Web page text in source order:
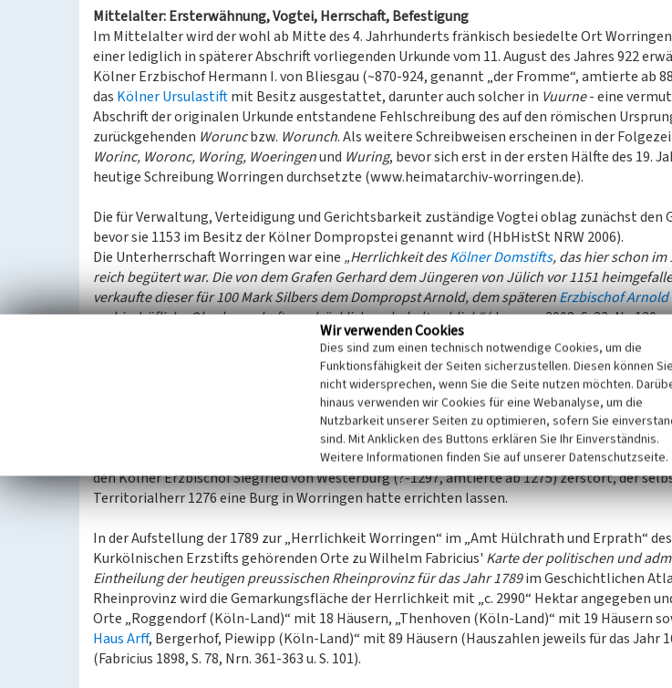
Mittelalter: Ersterwähnung, Vogtei, Herrschaft, Befestigung
Im Mittelalter wird der wohl ab Mitte des 4. Jahrhunderts fränkisch besiedelte Ort
einer lediglich in späterer Abschrift vorliegenden Urkunde vom 11. August des Jahres 922
Kölner Erzbischof Hermann I. von Bliesgau (~870-924, genannt „der Fromme“, amtierte ab
das Kölner Ursulastiftmit Besitz ausgestattet, darunter auch solcher in Vuurne- eine
Abschrift der originalen Urkunde entstandene Fehlschreibung des auf den römischen
zurückgehenden Woruncbzw. Worunch. Als weitere Schreibweisen erscheinen in der
Worinc, Woronc, Woring, Woeringenund Wuring, bevor sich erst in der ersten Hälfte des 19.
heutige Schreibung Worringen durchsetzte (www.heimatarchiv-worringen.de).
Die für Verwaltung, Verteidigung und Gerichtsbarkeit zuständige Vogtei oblag zunächst den
bevor sie 1153 im Besitz der Kölner Dompropstei genannt wird (HbHistSt NRW 2006).
Die Unterherrschaft Worringen war eine „Herrlichkeit desKölner Domstifts, das hier schon
reich begütert war. Die von dem Grafen Gerhard dem Jüngeren von Jülich vor 1151
verkaufte dieser für 100 Mark Silbers dem Dompropst Arnold, dem späterenErzbischof Arnold
erzbischöfliche Oberherrschaft ausdrücklich vorbehalten blieb“(Janssen 2008, S. 32, Nr. 120
Landesherrlich-politisch gehörte der Ort somit seit dem Hohen Mittelalter als
Domkapitels zur Herrlichkeit Worringen im Kurkölnischen Amt Hülchrath. Dieses Amt
vormalige Grafschaft Hülchrath zurück, die zwischen 1314 und 1331 nach Erbteilungen,
Verpfändung an das Kölner Erzstift gelangt war.
Eine 1273 als Pfand König Rudolfs von Habsburg genannte Burg der Jülicher in Worringen
den Kölner Erzbischof Siegfried von Westerburg (?-1297, amtierte ab 1275) zerstört, der
Territorialherr 1276 eine Burg in Worringen hatte errichten lassen.
In der Aufstellung der 1789 zur „Herrlichkeit Worringen“ im „Amt Hülchrath und Erprath“
Kurkölnischen Erzstifts gehörenden Orte zu Wilhelm Fabricius' Karte der politischen und
Eintheilung der heutigen preussischen Rheinprovinz für das Jahr 1789im Geschichtlichen
Rheinprovinz wird die Gemarkungsfläche der Herrlichkeit mit „c. 2990“ Hektar angegeben
Orte „Roggendorf (Köln-Land)“ mit 18 Häusern, „Thenhoven (Köln-Land)“ mit 19 Häusern
Haus Arff, Bergerhof, Piewipp (Köln-Land)“ mit 89 Häusern (Hauszahlen jeweils für das Jahr
(Fabricius 1898, S. 78, Nrn. 361-363 u. S. 101).
Wir verwenden Cookies
Dies sind zum einen technisch notwendige Cookies, um die
Funktionsfähigkeit der Seiten sicherzustellen. Diesen können Sie
nicht widersprechen, wenn Sie die Seite nutzen möchten.
hinaus verwenden wir Cookies für eine Webanalyse, um die
Nutzbarkeit unserer Seiten zu optimieren, sofern Sie
sind. Mit Anklicken des Buttons erklären Sie Ihr Einverständnis.
Weitere Informationen finden Sie auf unserer Datenschutzseite.